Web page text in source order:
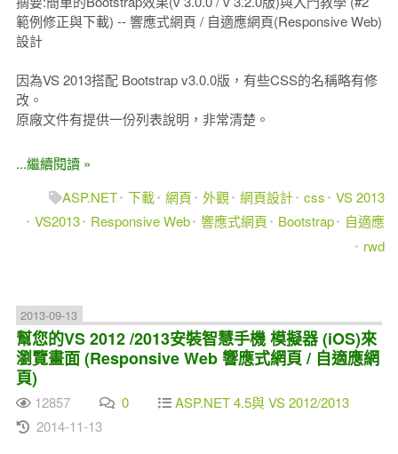
範例修正與下載) -- 響應式網頁 / 自適應網頁(Responsive Web)
設計
因為VS 2013搭配 Bootstrap v3.0.0版，有些CSS的名稱略有修
改。
原廠文件有提供一份列表說明，非常清楚。
...繼續閱讀 »
ASP.NET 下載 網頁 外觀 網頁設計 css
VS 2013
VS2013
Responsive Web 響應式網頁 Bootstrap
自適應
rwd
2013-09-13
幫您的VS 2012 /2013安裝智慧手機 模擬器 (iOS)來
瀏覽畫面 (Responsive Web 響應式網頁 / 自適應網
頁)
12857 0
ASP.NET 4.5與 VS 2012/2013
2014-11-13